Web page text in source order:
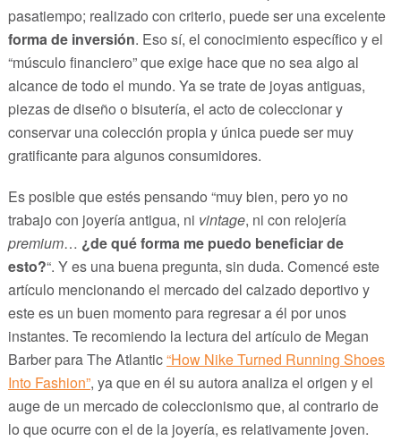
pasatiempo; realizado con criterio, puede ser una excelente
forma de inversión. Eso sí, el conocimiento específico y el
“músculo financiero” que exige hace que no sea algo al
alcance de todo el mundo. Ya se trate de joyas antiguas,
piezas de diseño o bisutería, el acto de coleccionar y
conservar una colección propia y única puede ser muy
gratificante para algunos consumidores.
Es posible que estés pensando “muy bien, pero yo no
trabajo con joyería antigua, ni vintage, ni con relojería
premium… ¿de qué forma me puedo beneficiar de
esto?“. Y es una buena pregunta, sin duda. Comencé este
artículo mencionando el mercado del calzado deportivo y
este es un buen momento para regresar a él por unos
instantes. Te recomiendo la lectura del artículo de Megan
Barber para The Atlantic“How Nike Turned Running Shoes
Into Fashion”, ya que en él su autora analiza el origen y el
auge de un mercado de coleccionismo que, al contrario de
lo que ocurre con el de la joyería, es relativamente joven.